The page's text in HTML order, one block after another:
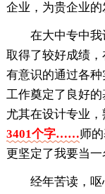
企业，为贵企业的
在大中专中
取得了较好成绩
有意识的通过各
工作奠定了良好的
尤其在设计专业
3401个字……师
更坚定了我要当一
经年苦读，